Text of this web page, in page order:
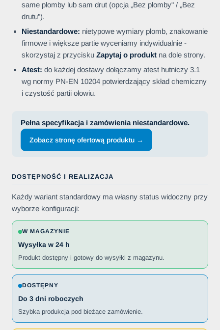
same plomby lub sam drut (opcja „Bez plomby" / „Bez
drutu").
Niestandardowe: nietypowe wymiary plomb, znakowanie
firmowe i większe partie wyceniamy indywidualnie -
skorzystaj z przycisku Zapytaj o produkt na dole strony.
Atest: do każdej dostawy dołączamy atest hutniczy 3.1
wg normy PN-EN 10204 potwierdzający skład chemiczny
i czystość partii ołowiu.
Pełna specyfikacja i zamówienia niestandardowe.
Zobacz stronę ofertową produktu →
DOSTĘPNOŚĆ I REALIZACJA
Każdy wariant standardowy ma własny status widoczny przy
wyborze konfiguracji:
W MAGAZYNIE
Wysyłka w 24 h
Produkt dostępny i gotowy do wysyłki z magazynu.
DOSTĘPNY
Do 3 dni roboczych
Szybka produkcja pod bieżące zamówienie.